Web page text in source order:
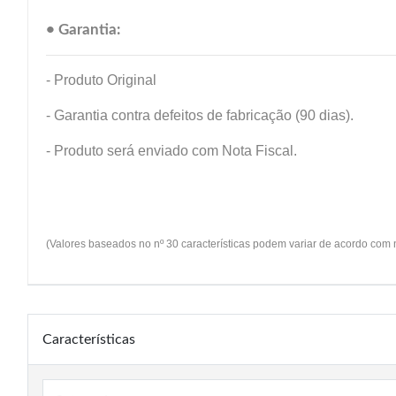
• Garantia:
- Produto Original
- Garantia contra defeitos de fabricação (90 dias).
- Produto será enviado com Nota Fiscal.
(Valores baseados no nº 30 características podem variar de acordo com
Características